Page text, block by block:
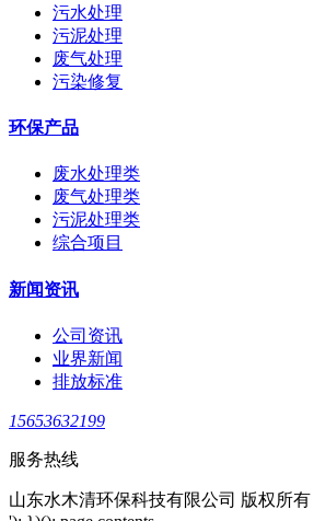
污水处理
污泥处理
废气处理
污染修复
环保产品
废水处理类
废气处理类
污泥处理类
综合项目
新闻资讯
公司资讯
业界新闻
排放标准
15653632199
服务热线
山东水木清环保科技有限公司 版权所有